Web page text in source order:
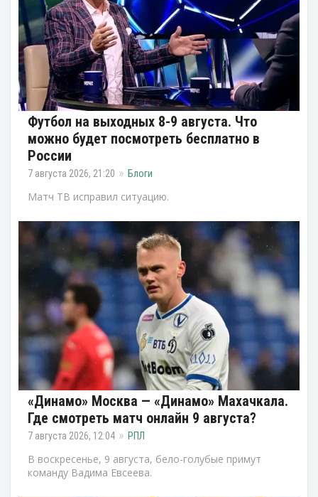
Футбол на выходных 8-9 августа. Что
можно будет посмотреть бесплатно в
России
7 августа 2026, 21:20 Блоги
Матч ТВ исправил ситуацию.
«Динамо» Москва — «Динамо» Махачкала.
Где смотреть матч онлайн 9 августа?
7 августа 2026, 12:04 РПЛ
В воскресенье, 9 августа, бело-голубые примут
команду Вадима Евсеева.